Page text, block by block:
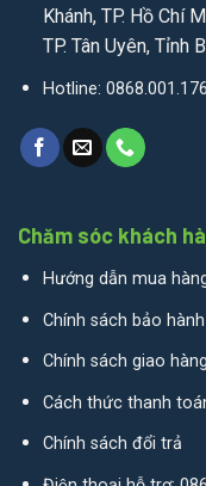
Khánh, TP. Hồ Chí
TP. Tân Uyên, Tỉnh
Hotline: 0868.001.176
Chăm sóc khách
Hướng dẫn mua
Chính sách bảo hành
Chính sách giao hàng
Cách thức thanh
Chính sách đổi trả